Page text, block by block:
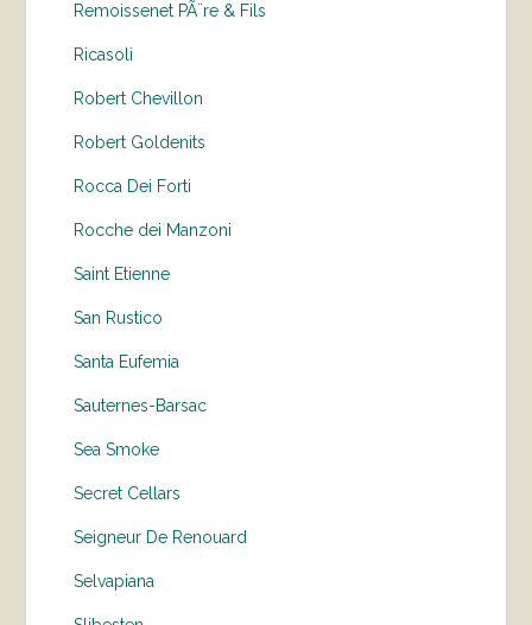
Remoissenet PÃ¨re & Fils
Ricasoli
Robert Chevillon
Robert Goldenits
Rocca Dei Forti
Rocche dei Manzoni
Saint Etienne
San Rustico
Santa Eufemia
Sauternes-Barsac
Sea Smoke
Secret Cellars
Seigneur De Renouard
Selvapiana